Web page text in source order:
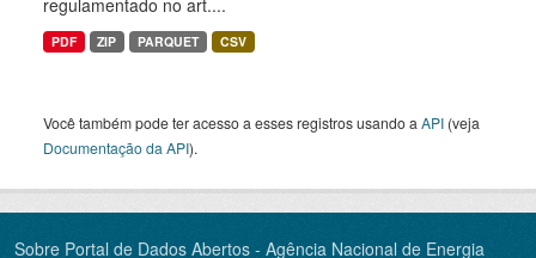
regulamentado no art....
PDF ZIP PARQUET CSV
Você também pode ter acesso a esses registros usando a API (veja
Documentação da API).
Sobre Portal de Dados Abertos - Agência Nacional de Energia